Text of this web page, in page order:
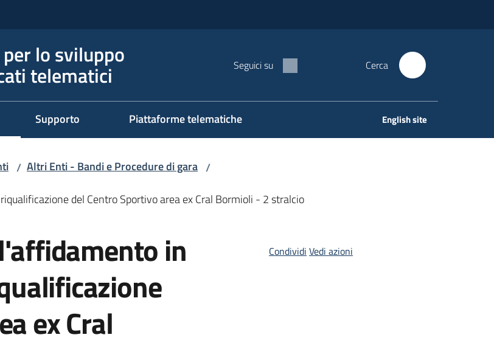
lo sviluppo
telematici Seguici su Cerca
Supporto Piattaforme telematiche English site
/ Altri Enti - Bandi e Procedure di gara /
del Centro Sportivo area ex Cral Bormioli - 2 stralcio
in
ex Cral
Condividi Vedi azioni